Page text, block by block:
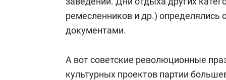
ремесленников и др.)
документами.
А вот советские революционные
культурных проектов партии